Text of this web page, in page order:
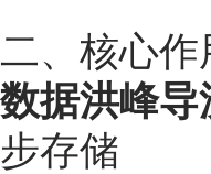
二、核心作
数据洪峰导
步存储